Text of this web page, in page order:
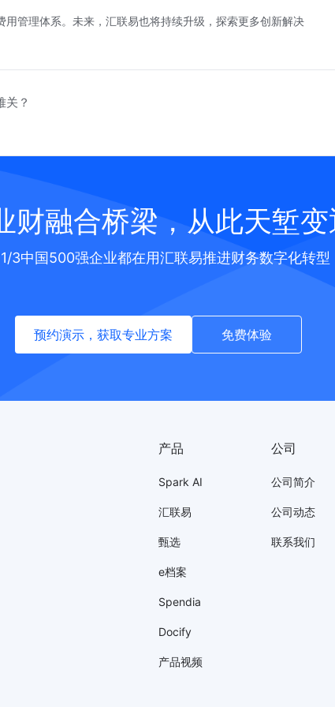
管理体系。未来，汇联易也将持续升级，探索更多创新解决
关？
财融合桥梁，从此天堑
3中国500强企业都在用汇联易推进财务数字化转型
预约演示，获取专业方案 免费体验
产品
Spark AI
汇联易
甄选
e档案
Spendia
Docify
产品视频
公司
公司简介
公司动态
联系我们